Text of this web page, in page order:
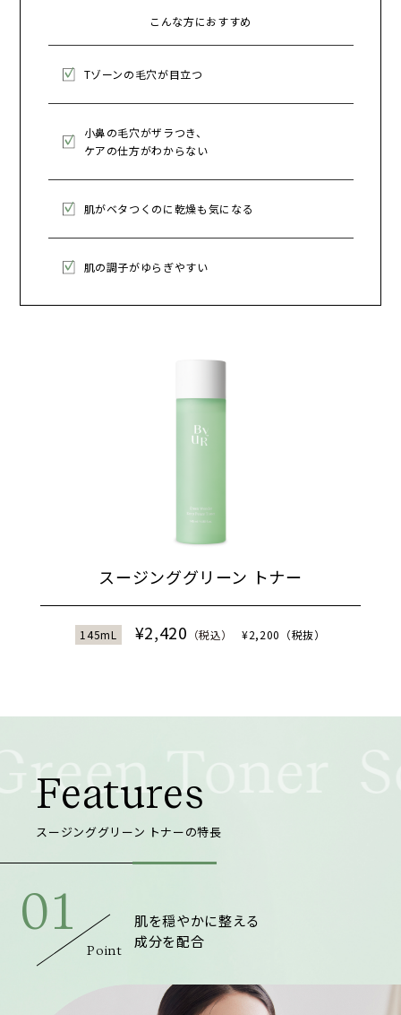
こんな方におすすめ
Tゾーンの毛穴が目立つ
小鼻の毛穴がザラつき、
ケアの仕方がわからない
肌がベタつくのに乾燥も気になる
肌の調子がゆらぎやすい
スージンググリーン トナー
145mL ¥2,420 （税込） ¥2,200（税抜）
Toner
Features
スージンググリーン トナーの特長
01
Point
肌を穏やかに整える
成分を配合